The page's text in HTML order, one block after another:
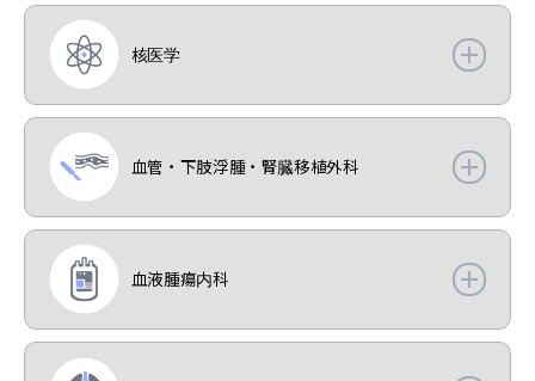
核医学
血管・下肢浮腫・腎臓移植外科
血液腫瘍内科